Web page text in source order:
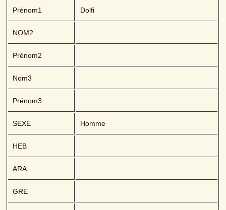
Prénom1 Dolfi
NOM2
Prénom2
Nom3
Prénom3
SEXE Homme
HEB
ARA
GRE